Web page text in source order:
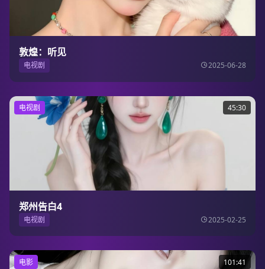
敦煌：听见
电视剧 2025-06-28
电视剧 45:30
郑州告白4
电视剧 2025-02-25
电影 101:41